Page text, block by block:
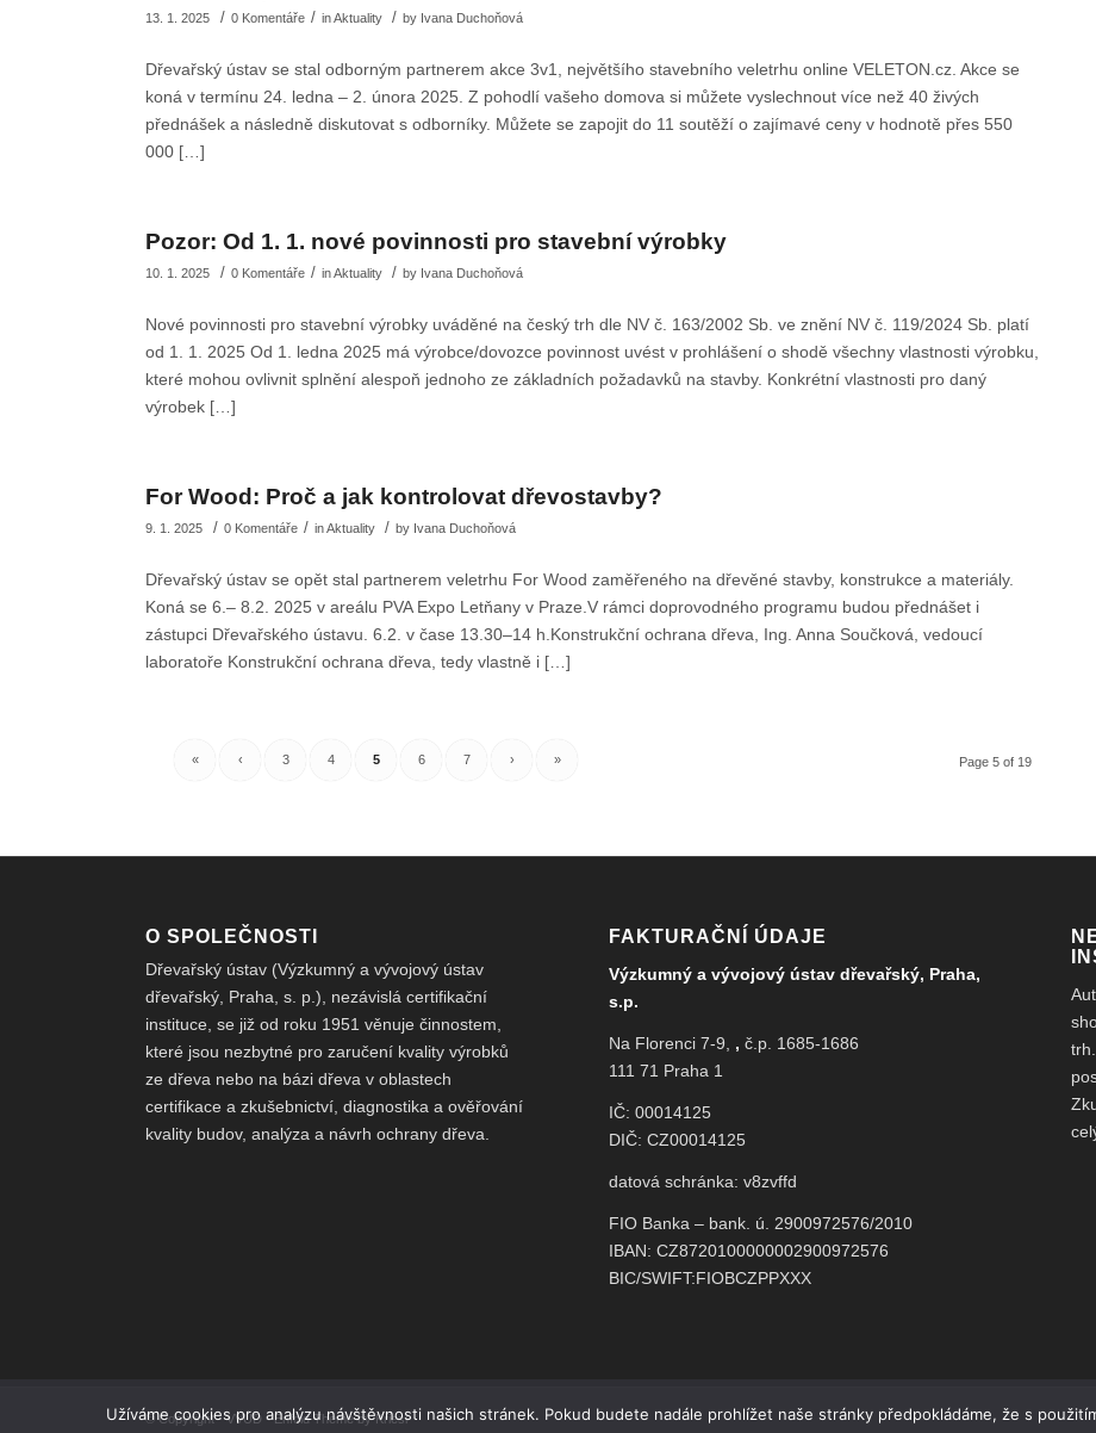
13. 1. 2025 / 0 Komentáře / inAktuality / by Ivana Duchoňová
Dřevařský ústav se stal odborným partnerem akce 3v1, největšího stavebního veletrhu online VELETON.cz. Akce se
koná v termínu 24. ledna – 2. února 2025. Z pohodlí vašeho domova si můžete vyslechnout více než 40 živých
přednášek a následně diskutovat s odborníky. Můžete se zapojit do 11 soutěží o zajímavé ceny v hodnotě přes 550
000 […]
Pozor: Od 1. 1. nové povinnosti pro stavební výrobky
10. 1. 2025 / 0 Komentáře / inAktuality / by Ivana Duchoňová
Nové povinnosti pro stavební výrobky uváděné na český trh dle NV č. 163/2002 Sb. ve znění NV č. 119/2024 Sb. platí
od 1. 1. 2025 Od 1. ledna 2025 má výrobce/dovozce povinnost uvést v prohlášení o shodě všechny vlastnosti výrobku,
které mohou ovlivnit splnění alespoň jednoho ze základních požadavků na stavby. Konkrétní vlastnosti pro daný
výrobek […]
For Wood: Proč a jak kontrolovat dřevostavby?
9. 1. 2025 / 0 Komentáře / inAktuality / by Ivana Duchoňová
Dřevařský ústav se opět stal partnerem veletrhu For Wood zaměřeného na dřevěné stavby, konstrukce a materiály.
Koná se 6.– 8.2. 2025 v areálu PVA Expo Letňany v Praze.V rámci doprovodného programu budou přednášet i
zástupci Dřevařského ústavu. 6.2. v čase 13.30–14 h.Konstrukční ochrana dřeva, Ing. Anna Součková, vedoucí
laboratoře Konstrukční ochrana dřeva, tedy vlastně i […]
Page 5 of 19
« ‹ 3 4 5 6 7 › »
O SPOLEČNOSTI
Dřevařský ústav (Výzkumný a vývojový ústav
dřevařský, Praha, s. p.), nezávislá certifikační
instituce, se již od roku 1951 věnuje činnostem,
které jsou nezbytné pro zaručení kvality výrobků
ze dřeva nebo na bázi dřeva v oblastech
certifikace a zkušebnictví, diagnostika a ověřování
kvality budov, analýza a návrh ochrany dřeva.
FAKTURAČNÍ ÚDAJE
Výzkumný a vývojový ústav dřevařský, Praha,
s.p.
Na Florenci 7-9, , č.p. 1685-1686
111 71 Praha 1
IČ: 00014125
DIČ: CZ00014125
datová schránka: v8zvffd
FIO Banka – bank. ú. 2900972576/2010
IBAN: CZ8720100000002900972576
BIC/SWIFT:FIOBCZPPXXX
© Copyright -VVÚD -Enfold Theme by Kriesi
Užíváme cookies pro analýzu návštěvnosti našich stránek. Pokud budete nadále prohlížet naše stránky předpokládáme, že s